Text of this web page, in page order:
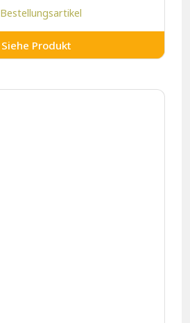
Bestellungsartikel
Siehe Produkt